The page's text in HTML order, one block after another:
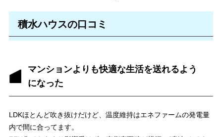
積水ハウスの口コミ
マンションよりも快適な生活を送れるよう
になった
LDKほとんど吹き抜けだけど、温度維持はエネファームの発電量
内で間に合ってます。